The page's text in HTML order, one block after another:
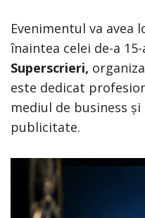
Evenimentul va avea
înaintea celei de-a
Superscrieri,
este dedicat
mediul de business
publicitate.